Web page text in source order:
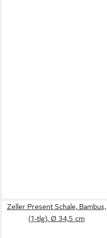
Zeller Present Schale, Bambus,
(1-tlg), Ø 34,5 cm